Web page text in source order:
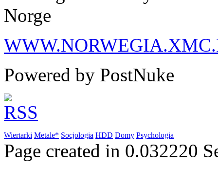
Norge
Powered by PostNuke
Wiertarki Metale* Socjologia HDD Domy Psychologia
Page created in 0.032220